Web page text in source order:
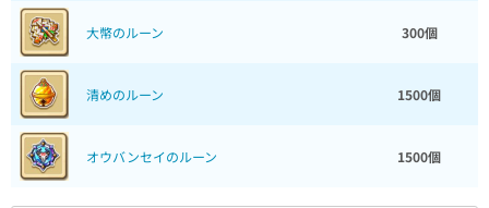
大幣のルーン 300個
清めのルーン 1500個
オウバンセイのルーン 1500個